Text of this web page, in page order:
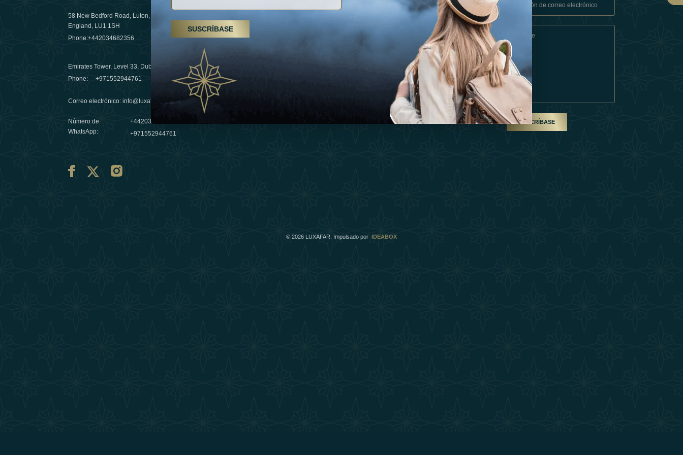
58 New Bedford Road, Luton,
England, LU1 1SH
Phone:+442034682356
Emirates Tower, Level 33, Dubai, UAE
Phone:+971552944761
Correo electrónico:info@luxafar.com
Número de
WhatsApp:
+442034682356
+971552944761
Senderismo, tratamientos de spa y yoga: los
Emiratos Árabes Unidos se erigen como un
03 April 2025
Évasions hivernales pour les voyageurs des
Émirats: redéfinir le voyage de luxe
10 March 2025
Esperienza
Términos Y Condiciones
Conviértase En Socio
Our Team
SUSCRÍBASE
© 2026 LUXAFAR. Impulsado por IDEABOX
SUSCRÍBASE